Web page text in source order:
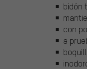
bidón
con
a